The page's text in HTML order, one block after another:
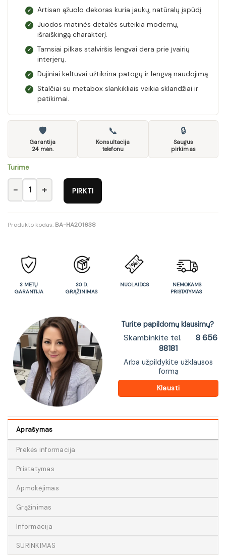
✓ Artisan ąžuolo dekoras kuria jaukų, natūralų įspūdį.
✓
Juodos matinės detalės suteikia modernų,
išraiškingą charakterį.
✓
Tamsiai pilkas stalviršis lengvai dera prie įvairių
interjerų.
✓ Dujiniai keltuvai užtikrina patogų ir lengvą naudojimą.
✓
Stalčiai su metabox slankikliais veikia sklandžiai ir
patikimai.
🛡
Garantija
24 mėn.
📞
Konsultacija
telefonu
🔒
Saugus
pirkimas
Turime
produkto kiekis: ALINA 240 - ARTISAN OAK/BLACK MATT
PIRKTI
Produkto kodas: BA-HA201638
3 METŲ
GARANTIJA
30 D.
GRĄŽINIMAS
NUOLAIDOS
NEMOKAMS
PRISTATYMAS
Turite papildomų klausimų?
Skambinkite tel.
8 656
88181
Arba užpildykite užklausos
formą
Klausti
Aprašymas
Prekės informacija
Pristatymas
Apmokėjimas
Grąžinimas
Informacija
SURINKIMAS